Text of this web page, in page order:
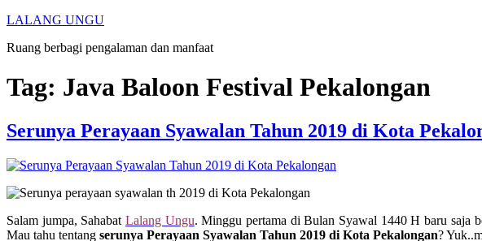
Skip
content
LALANG UNGU
Ruang berbagi pengalaman dan manfaat
Tag: Java Baloon Festival Pekalongan
Serunya Perayaan Syawalan Tahun 2019 di Kota
Salam jumpa, SahabatLalang Ungu. Minggu pertama di Bulan Syawal 1440 H baru saja
Mau tahu tentang serunya Perayaan Syawalan Tahun 2019 di Kota Pekalongan?